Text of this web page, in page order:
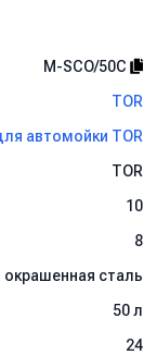
М-SCO/50C
TOR
автомойки TOR
TOR
10
8
окрашенная сталь
50 л
24